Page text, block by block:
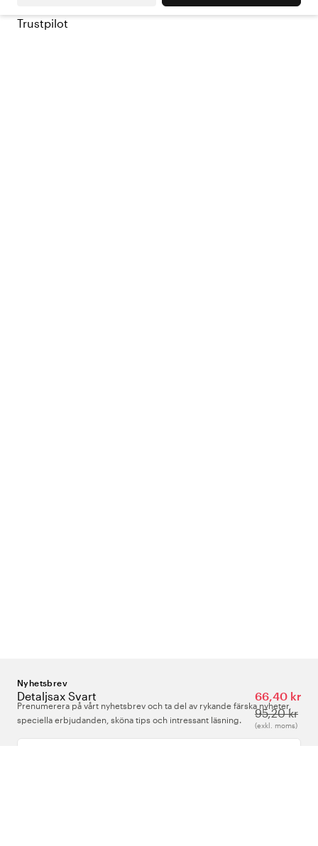
Detaljsax Svart
66,40 kr
95,20 kr
(exkl. moms)
Trustpilot
Nyhetsbrev
Prenumerera på vårt nyhetsbrev och ta del av rykande färska nyheter,
speciella erbjudanden, sköna tips och intressant läsning.
Ange din e-postadress